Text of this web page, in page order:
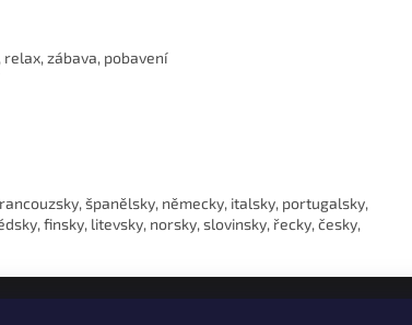
zábava, pobavení
španělsky, německy, italsky, portugalsky,
finsky, litevsky, norsky, slovinsky, řecky, česky,